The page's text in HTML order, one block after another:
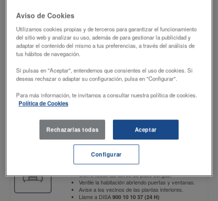
Agencias Distribuidoras
Revisiones
Normativa y Seguridad
Industrial
A continuación, puede usted conocer la legislación vigente aplicable a la actividad de
gas que los utilizan en el siguiente enlace:
En caso de notar un ESCAPE DE GAS:
No encienda ningún fuego (cerillas, mecheros) ni fume.
Cierre todas las llaves de paso del gas.
Ventile la habitación abriendo puertas y ventanas.
Avise a los vecinos de las plantas inferiores.
Llame a DISA 900 10 10 37 (24 H)
Aviso de Cookies
Utilizamos cookies propias y de terceros para garantizar el funcionamiento
del sitio web y analizar su uso, además de para gestionar la publicidad y
adaptar el contenido del mismo a tus preferencias, a través del análisis de
tus hábitos de navegación.
Si pulsas en "Aceptar", entendemos que consientes el uso de cookies. Si
deseas rechazar o adaptar su configuración, pulsa en "Configurar".
Para más información, te invitamos a consultar nuestra política de cookies.
Política de Cookies
Rechazarlas todas Aceptar
Configurar